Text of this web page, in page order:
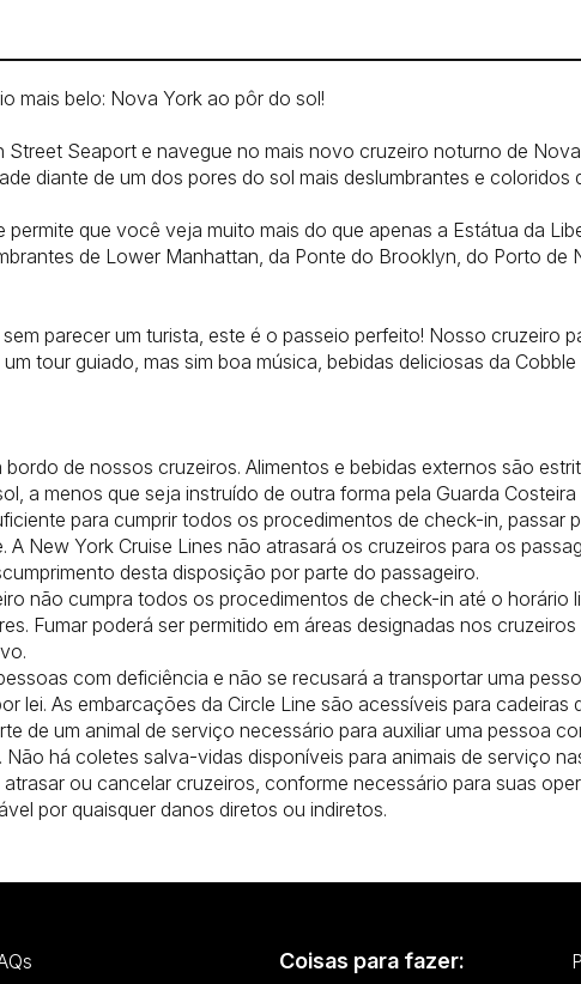
mais belo: Nova York ao pôr do sol!
Seaport e navegue no mais novo cruzeiro noturno de
diante de um dos pores do sol mais deslumbrantes e coloridos
que você veja muito mais do que apenas a Estátua da
de Lower Manhattan, da Ponte do Brooklyn, do Porto de
parecer um turista, este é o passeio perfeito! Nosso cruzeiro
tour guiado, mas sim boa música, bebidas deliciosas da
de nossos cruzeiros. Alimentos e bebidas externos são
a menos que seja instruído de outra forma pela Guarda Costeira
para cumprir todos os procedimentos de check-in, passar
New York Cruise Lines não atrasará os cruzeiros para os
desta disposição por parte do passageiro.
não cumpra todos os procedimentos de check-in até o horário
Fumar poderá ser permitido em áreas designadas nos
com deficiência e não se recusará a transportar uma
lei. As embarcações da Circle Line são acessíveis para cadeiras
de um animal de serviço necessário para auxiliar uma pessoa
há coletes salva-vidas disponíveis para animais de serviço
ou cancelar cruzeiros, conforme necessário para suas
por quaisquer danos diretos ou indiretos.
Coisas para fazer: